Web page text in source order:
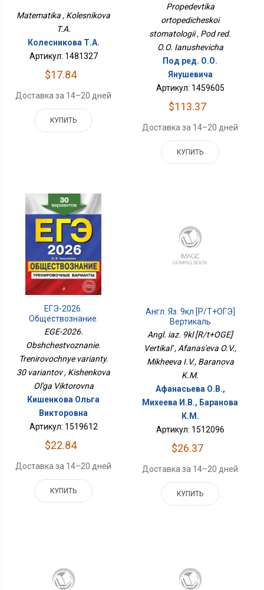
Matematika , Kolesnikova
T.A.
Колесникова Т.А.
Артикул: 1481327
$17.84
Доставка за 14–20 дней
КУПИТЬ
Стоматологии
Propedevtika
ortopedicheskoi
stomatologii , Pod red.
O.O. Ianushevicha
Под ред. О.О.
Янушевича
Артикул: 1459605
$113.37
Доставка за 14–20 дней
КУПИТЬ
ЕГЭ-2026.
Обществознание.
Тренировочные
EGE-2026.
Obshchestvoznanie.
Trenirovochnye varianty.
30 variantov , Kishenkova
Ol'ga Viktorovna
Кишенкова Ольга
Викторовна
Артикул: 1519612
$22.84
Доставка за 14–20 дней
КУПИТЬ
Англ. Яз. 9кл [Р/т+ОГЭ]
Вертикаль
Angl. iaz. 9kl [R/t+OGE]
Vertikal' , Afanas'eva O.V.,
Mikheeva I.V., Baranova
K.M.
Афанасьева О.В.,
Михеева И.В., Баранова
К.М.
Артикул: 1512096
$26.37
Доставка за 14–20 дней
КУПИТЬ